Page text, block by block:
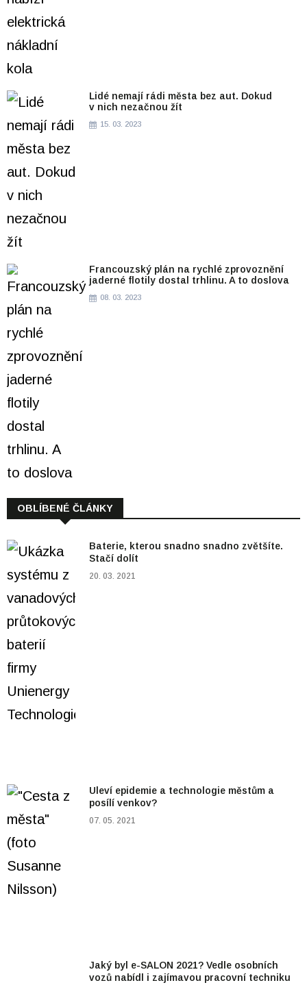
Lidé nemají rádi města bez aut. Dokud
v nich nezačnou žít
15. 03. 2023
Francouzský plán na rychlé zprovoznění
jaderné flotily dostal trhlinu. A to doslova
08. 03. 2023
OBLÍBENÉ ČLÁNKY
Baterie, kterou snadno snadno zvětšíte.
Stačí dolít
20. 03. 2021
Uleví epidemie a technologie městům a
posílí venkov?
07. 05. 2021
Jaký byl e-SALON 2021? Vedle osobních
vozů nabídl i zajímavou pracovní techniku